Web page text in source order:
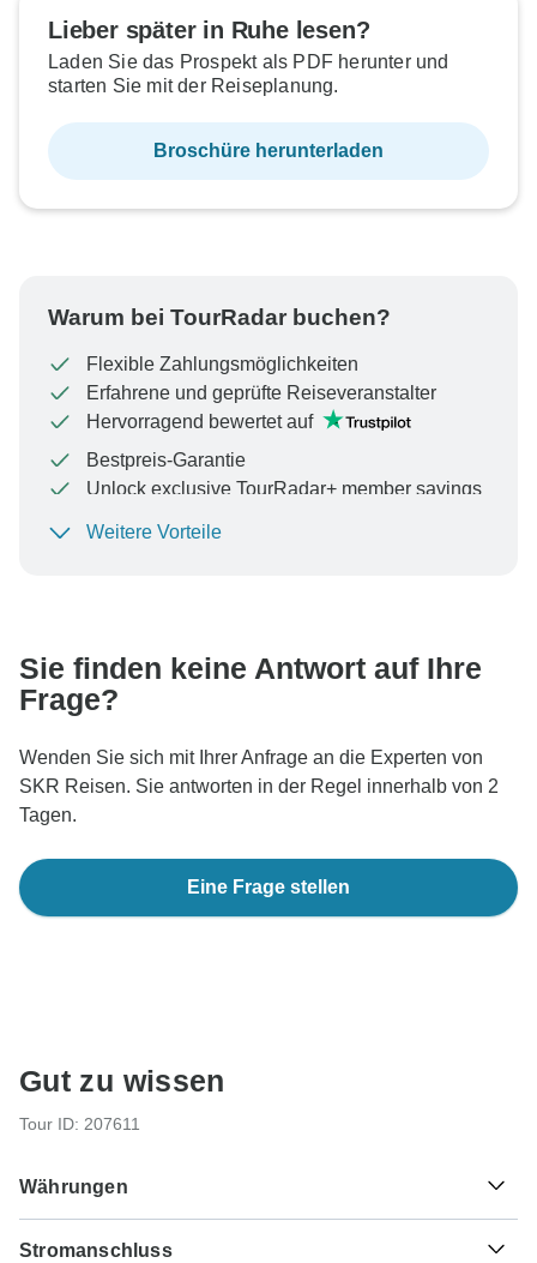
Lieber später in Ruhe lesen?
Laden Sie das Prospekt als PDF herunter und
starten Sie mit der Reiseplanung.
Broschüre herunterladen
Warum bei TourRadar buchen?
Flexible Zahlungsmöglichkeiten
Erfahrene und geprüfte Reiseveranstalter
Hervorragend bewertet auf
Bestpreis-Garantie
Unlock exclusive TourRadar+ member savings
Um Ihre Zahlung zu schützen und sicherzustellen,
Weitere Vorteile
Sie finden keine Antwort auf Ihre
Frage?
Wenden Sie sich mit Ihrer Anfrage an die Experten von
SKR Reisen. Sie antworten in der Regel innerhalb von 2
Tagen.
Eine Frage stellen
Gut zu wissen
Tour ID: 207611
Währungen
Stromanschluss